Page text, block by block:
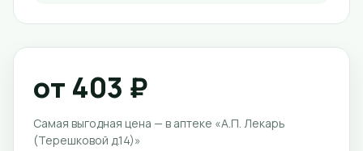
от 403 ₽
Самая выгодная цена — в аптеке «А.П. Лекарь
(Терешковой д.14)»